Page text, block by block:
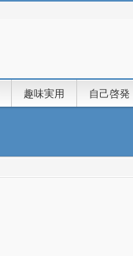
趣味実用 自己啓発